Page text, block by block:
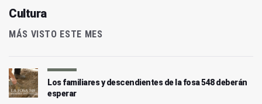
Cultura
MÁS VISTO ESTE MES
Los familiares y descendientes de la fosa 548 deberán
esperar